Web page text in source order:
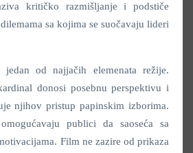
kritičko razmišljanje i podstiče
sa kojima se suočavaju lideri
od najjačih elemenata režije.
donosi posebnu perspektivu i
njihov pristup papinskim izborima.
publici da saoseća sa
Film ne zazire od prikaza